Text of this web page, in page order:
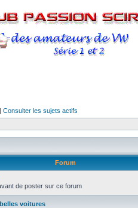
| Consulter les sujets actifs
Forum
de poster sur ce forum
voitures